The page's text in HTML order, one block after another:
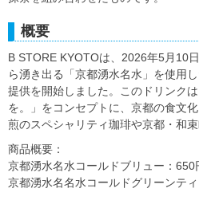
概要
B STORE KYOTOは、2026年5月10
ら湧き出る「京都湧水名水」を使用
提供を開始しました。このドリンク
を。」をコンセプトに、京都の食文
煎のスペシャリティ珈琲や京都・和
商品概要：
京都湧水名水コールドブリュー：650
京都湧水名名水コールドグリーンテ